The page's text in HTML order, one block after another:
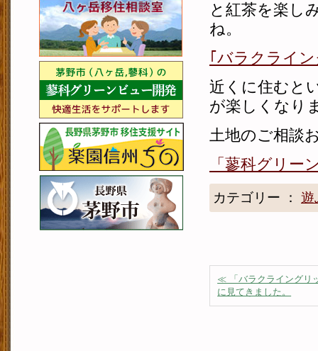
と紅茶を楽し
ね。
｢バラクライ
近くに住むと
が楽しくなり
土地のご相談
「蓼科グリー
カテゴリー ： 遊
≪ 「バラクライングリ
に見てきました。